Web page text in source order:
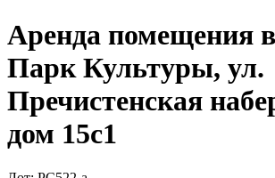
Аренда помещения
Парк Культуры, ул.
Пречистенская
дом 15с1